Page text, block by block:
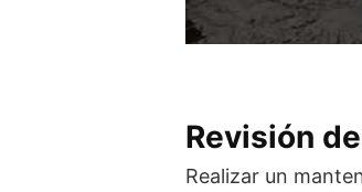
Revisión
Realizar un